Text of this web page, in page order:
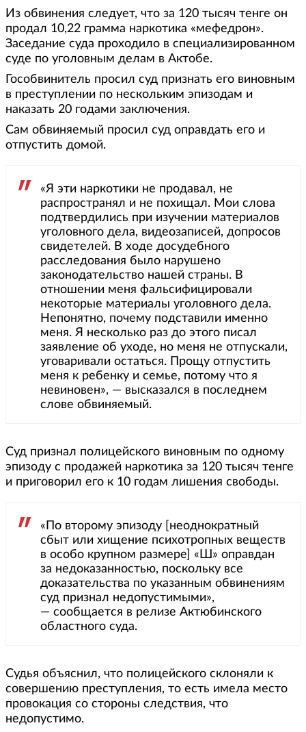
Из обвинения следует, что за 120 тысяч тенге он
продал 10,22 грамма наркотика «мефедрон».
Заседание суда проходило в специализированном
суде по уголовным делам в Актобе.
Гособвинитель просил суд признать его виновным
в преступлении по нескольким эпизодам и
наказать 20 годами заключения.
Сам обвиняемый просил суд оправдать его и
отпустить домой.
«Я эти наркотики не продавал, не
распространял и не похищал. Мои слова
подтвердились при изучении материалов
уголовного дела, видеозаписей, допросов
свидетелей. В ходе досудебного
расследования было нарушено
законодательство нашей страны. В
отношении меня фальсифицировали
некоторые материалы уголовного дела.
Непонятно, почему подставили именно
меня. Я несколько раз до этого писал
заявление об уходе, но меня не отпускали,
уговаривали остаться. Прощу отпустить
меня к ребенку и семье, потому что я
невиновен», — высказался в последнем
слове обвиняемый.
Суд признал полицейского виновным по одному
эпизоду с продажей наркотика за 120 тысяч тенге
и приговорил его к 10 годам лишения свободы.
«По второму эпизоду [неоднократный
сбыт или хищение психотропных веществ
в особо крупном размере] «Ш» оправдан
за недоказанностью, поскольку все
доказательства по указанным обвинениям
суд признал недопустимыми»,
— сообщается в релизе Актюбинского
областного суда.
Судья объяснил, что полицейского склоняли к
совершению преступления, то есть имела место
провокация со стороны следствия, что
недопустимо.